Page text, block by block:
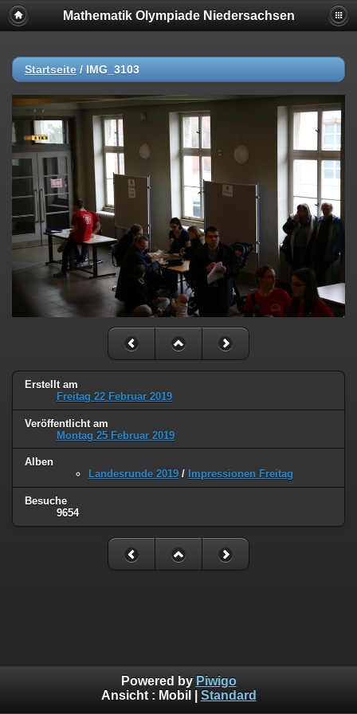
Mathematik Olympiade Niedersachsen
Startseite / IMG_3103
Erstellt am
Freitag 22 Februar 2019
Veröffentlicht am
Montag 25 Februar 2019
Alben
Landesrunde 2019 / Impressionen Freitag
Besuche
9654
Powered by Piwigo
Ansicht : Mobil Standard